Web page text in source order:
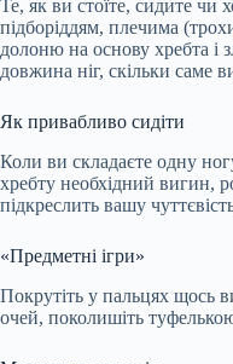
Те, як ви стоїте, сидите чи
підборіддям, плечима
долоню на основу хребта і
довжина ніг, скільки саме
Як привабливо сидіти
Коли ви складаєте одну
хребту необхідний вигин,
підкреслить вашу
«Предметні ігри»
Покрутіть у пальцях щось
очей, поколишіть